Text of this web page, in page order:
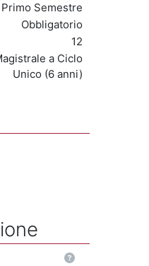
Primo Semestre
Obbligatorio
12
a Ciclo
Unico (6 anni)